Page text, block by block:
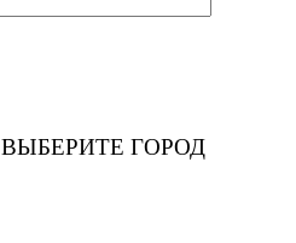
ВЫБЕРИТЕ ГОРОД